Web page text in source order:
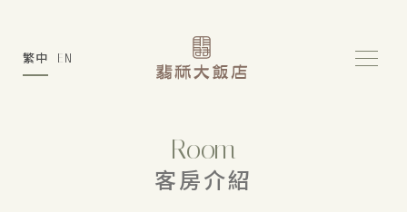
繁中 EN
Room
客房介紹